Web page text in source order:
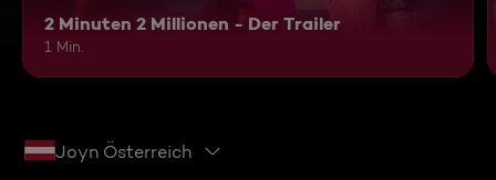
2 Minuten 2 Millionen - Der Trailer
1 Min.
Joyn Österreich